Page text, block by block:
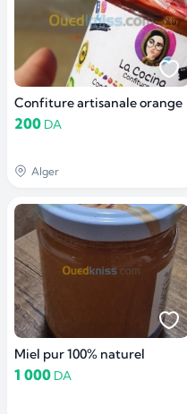
Confiture artisanale orange
200 DA
Alger
Miel pur 100% naturel
1 000 DA